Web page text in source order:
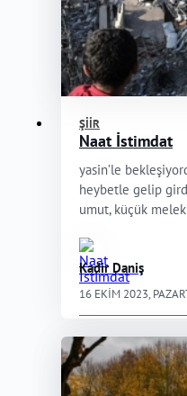
ŞIIR
Naat İstimdat
yasin’le
heybetle gelip
umut, küçük
Kadir Daniş
16 EKIM 2023,